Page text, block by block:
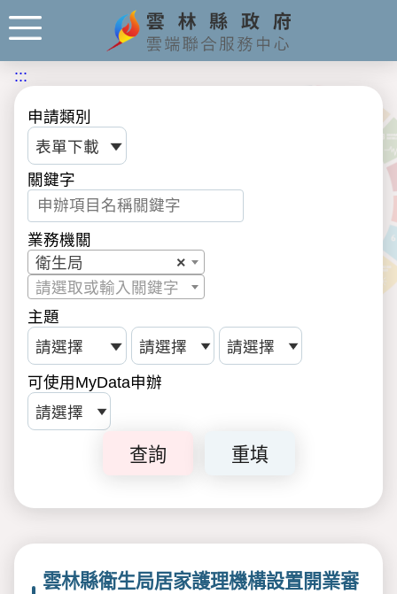
:::
申請類別
關鍵字
業務機關
×
衛生局
請選取或輸入關鍵字
主題
可使用MyData申辦
查詢 重填
雲林縣衛生局居家護理機構設置開業審